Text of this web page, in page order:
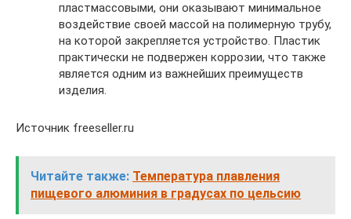
пластмассовыми, они оказывают минимальное
воздействие своей массой на полимерную трубу,
на которой закрепляется устройство. Пластик
практически не подвержен коррозии, что также
является одним из важнейших преимуществ
изделия.
Источник freeseller.ru
Читайте также: Температура плавления
пищевого алюминия в градусах по цельсию